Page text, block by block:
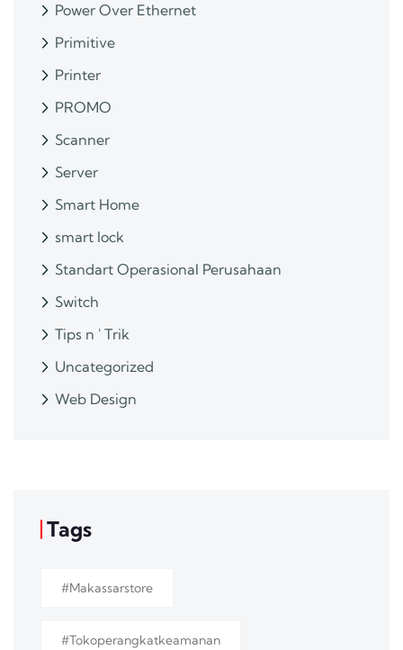
Power Over Ethernet
Primitive
Printer
PROMO
Scanner
Server
Smart Home
smart lock
Standart Operasional Perusahaan
Switch
Tips n ' Trik
Uncategorized
Web Design
Tags
#makassarstore
#tokoperangkatkeamanan